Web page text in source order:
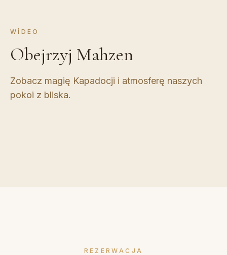
WIDEO
Obejrzyj Mahzen
Zobacz magię Kapadocji i atmosferę naszych
pokoi z bliska.
REZERWACJA